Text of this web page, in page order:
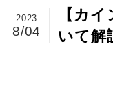
【カ
いて解
2023
8/04